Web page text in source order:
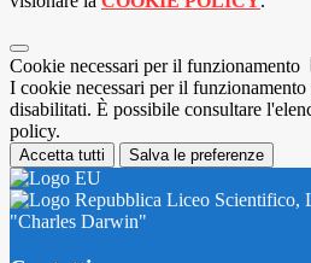
Cookie necessari per il funzionamento
I cookie necessari per il funzionamento
disabilitati. È possibile consultare
policy.
Accetta tutti Salva le preferenze
Liceo Scientifico,
"Charles Darwin"